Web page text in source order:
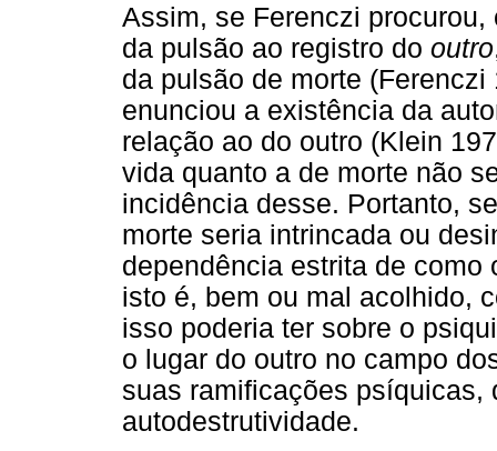
Assim, se Ferenczi
da pulsão ao registro do outro
da pulsão de morte
enunciou a existência da
relação ao do outro (Klein
vida quanto a de morte não
incidência desse. Portanto,
morte seria intrincada ou
dependência estrita de
isto é, bem ou mal acolhido,
isso poderia ter sobre o
o lugar do outro no campo
suas ramificações psíquicas,
autodestrutividade.